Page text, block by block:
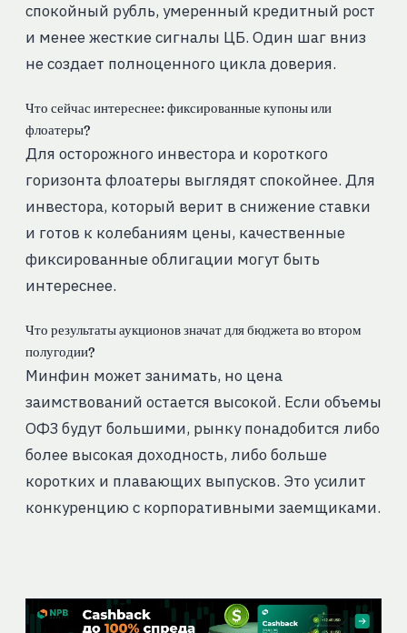
спокойный рубль, умеренный кредитный рост
и менее жесткие сигналы ЦБ. Один шаг вниз
не создает полноценного цикла доверия.
Что сейчас интереснее: фиксированные купоны или
флоатеры?
Для осторожного инвестора и короткого
горизонта флоатеры выглядят спокойнее. Для
инвестора, который верит в снижение ставки
и готов к колебаниям цены, качественные
фиксированные облигации могут быть
интереснее.
Что результаты аукционов значат для бюджета во втором
полугодии?
Минфин может занимать, но цена
заимствований остается высокой. Если объемы
ОФЗ будут большими, рынку понадобится либо
более высокая доходность, либо больше
коротких и плавающих выпусков. Это усилит
конкуренцию с корпоративными заемщиками.